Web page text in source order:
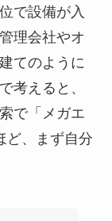
で設備が入
理会社やオ
てのように
考えると、
で「メガエ
ど、まず自分